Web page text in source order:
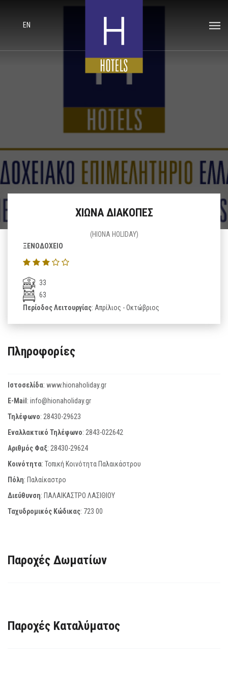
EN
ΧΙΩΝΑ ΔΙΑΚΟΠΕΣ
(HIONA HOLIDAY)
ΞΕΝΟΔΟΧΕΙΟ
33
63
Περίοδος Λειτουργίας: Απρίλιος - Οκτώβριος
Πληροφορίες
Ιστοσελίδα: www.hionaholiday.gr
E-Mail: info@hionaholiday.gr
Τηλέφωνο: 28430-29623
Εναλλακτικό Τηλέφωνο: 2843-022642
Αριθμός Φαξ: 28430-29624
Κοινότητα: Τοπική Κοινότητα Παλαικάστρου
Πόλη: Παλαίκαστρο
Διεύθυνση: ΠΑΛΑΙΚΑΣΤΡΟ ΛΑΣΙΘΙΟΥ
Ταχυδρομικός Κώδικας: 723 00
Παροχές Δωματίων
Παροχές Καταλύματος